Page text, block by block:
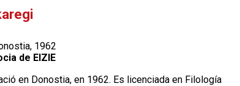
1962
de EIZIE
en Donostia, en 1962. Es licenciada en Filología